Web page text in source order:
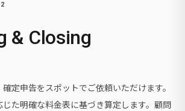
& Closing
定申告をスポットでご依頼いただけます。
た明確な料金表に基づき算定します。顧問